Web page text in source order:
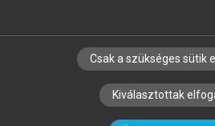
SZERZŐKNEK CÉGEKNEK
SZERKESZTÉSI ÉS
Csak a szükséges sütik
Kiválasztottak